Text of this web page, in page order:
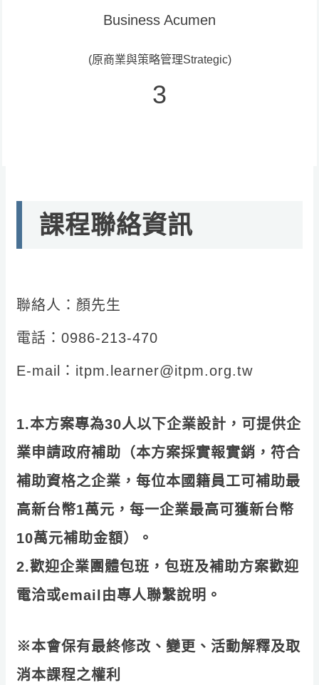
Business Acumen
(原商業與策略管理Strategic)
3
課程聯絡資訊
聯絡人：顏先生
電話：0986-213-470
E-mail：itpm.learner@itpm.org.tw
1.本方案專為30人以下企業設計，可提供企
業申請政府補助（本方案採實報實銷，符合
補助資格之企業，每位本國籍員工可補助最
高新台幣1萬元，每一企業最高可獲新台幣
10萬元補助金額）。
2.歡迎企業團體包班，包班及補助方案歡迎
電洽或email由專人聯繫說明。
※本會保有最終修改、變更、活動解釋及取
消本課程之權利